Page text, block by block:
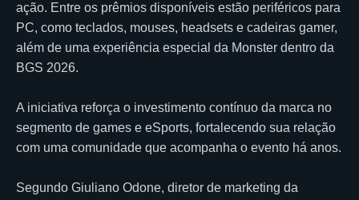
ação. Entre os prêmios disponíveis estão periféricos para
PC, como teclados, mouses, headsets e cadeiras gamer,
além de uma experiência especial da Monster dentro da
BGS 2026.
A iniciativa reforça o investimento contínuo da marca no
segmento de games e eSports, fortalecendo sua relação
com uma comunidade que acompanha o evento há anos.
Segundo Giuliano Odone, diretor de marketing da